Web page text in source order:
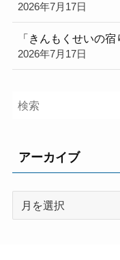
2026年7月17日
「きんもくせいの
2026年7月17日
アーカイブ